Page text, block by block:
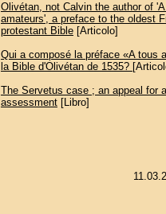
Olivétan, not Calvin the author of
amateurs', a preface to the oldest
protestant Bible[Articolo]
Qui a composé la préface «A tous
la Bible d'Olivétan de 1535?
The Servetus case ; an appeal for
assessment[Libro]